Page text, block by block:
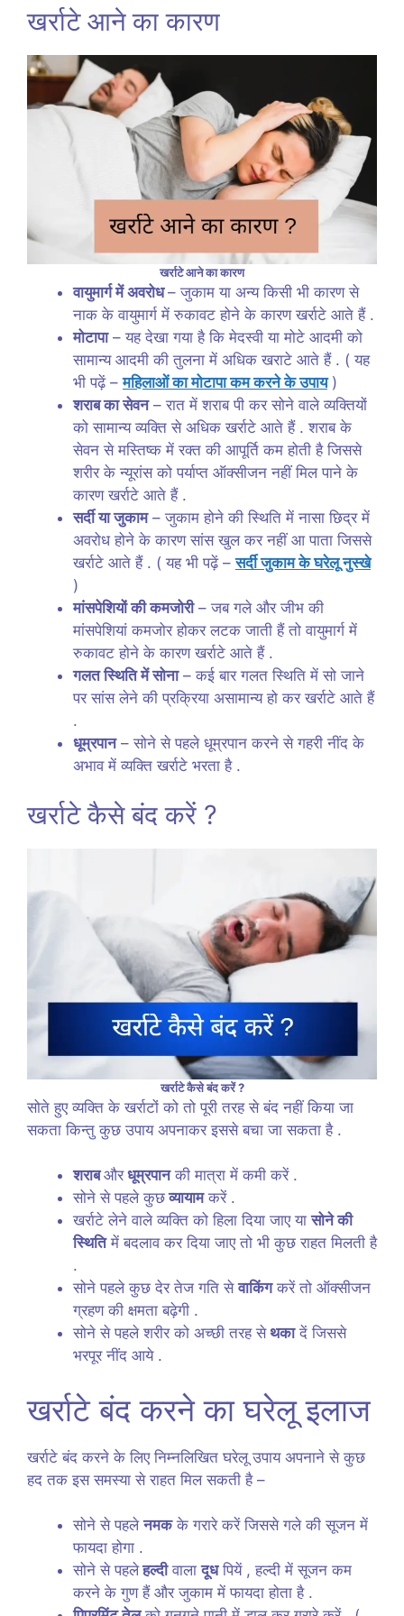
खर्राटे आने का कारण
खर्राटे आने का कारण
वायुमार्ग में अवरोध– जुकाम या अन्य किसी भी कारण से
नाक के वायुमार्ग में रुकावट होने के कारण खर्राटे आते हैं .
मोटापा– यह देखा गया है कि मेदस्वी या मोटे आदमी को
सामान्य आदमी की तुलना में अधिक खराटे आते हैं . ( यह
भी पढ़ें –महिलाओं का मोटापा कम करने के उपाय)
शराब का सेवन– रात में शराब पी कर सोने वाले व्यक्तियों
को सामान्य व्यक्ति से अधिक खर्राटे आते हैं . शराब के
सेवन से मस्तिष्क में रक्त की आपूर्ति कम होती है जिससे
शरीर के न्यूरांस को पर्याप्त ऑक्सीजन नहीं मिल पाने के
कारण खर्राटे आते हैं .
सर्दी या जुकाम– जुकाम होने की स्थिति में नासा छिद्र में
अवरोध होने के कारण सांस खुल कर नहीं आ पाता जिससे
खर्राटे आते हैं . ( यह भी पढ़ें –सर्दी जुकाम के घरेलू नुस्खे
)
मांसपेशियों की कमजोरी– जब गले और जीभ की
मांसपेशियां कमजोर होकर लटक जाती हैं तो वायुमार्ग में
रुकावट होने के कारण खर्राटे आते हैं .
गलत स्थिति में सोना– कई बार गलत स्थिति में सो जाने
पर सांस लेने की प्रक्रिया असामान्य हो कर खर्राटे आते हैं
.
धूम्रपान– सोने से पहले धूम्रपान करने से गहरी नींद के
अभाव में व्यक्ति खर्राटे भरता है .
खर्राटे कैसे बंद करें ?
खर्राटे कैसे बंद करें ?
सोते हुए व्यक्ति के खर्राटों को तो पूरी तरह से बंद नहीं किया जा
सकता किन्तु कुछ उपाय अपनाकर इससे बचा जा सकता है .
शराबऔरधूम्रपानकी मात्रा में कमी करें .
सोने से पहले कुछव्यायामकरें .
खर्राटे लेने वाले व्यक्ति को हिला दिया जाए यासोने की
स्थितिमें बदलाव कर दिया जाए तो भी कुछ राहत मिलती है
.
सोने पहले कुछ देर तेज गति सेवाकिंगकरें तो ऑक्सीजन
ग्रहण की क्षमता बढ़ेगी .
सोने से पहले शरीर को अच्छी तरह सेथकादें जिससे
भरपूर नींद आये .
खर्राटे बंद करने का घरेलू इलाज
खर्राटे बंद करने के लिए निम्नलिखित घरेलू उपाय अपनाने से कुछ
हद तक इस समस्या से राहत मिल सकती है –
सोने से पहलेनमकके गरारे करें जिससे गले की सूजन में
फायदा होगा .
सोने से पहलेहल्दीवालादूधपियें , हल्दी में सूजन कम
करने के गुण हैं और जुकाम में फायदा होता है .